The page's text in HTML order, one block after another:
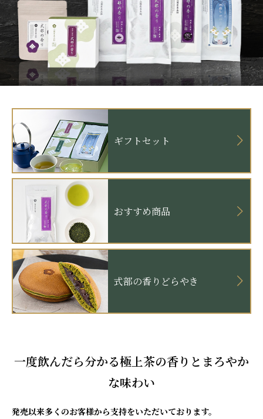
ギフトセット
おすすめ商品
式部の香りどらやき
一度飲んだら分かる極上茶の香りとまろやか
な味わい
発売以来多くのお客様から支持をいただいております。